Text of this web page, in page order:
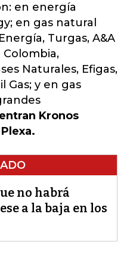
en energía
en gas natural
Turgas, A&A
Colombia,
Naturales, Efigas,
Gas; y en gas
Kronos
no habrá
a la baja en los